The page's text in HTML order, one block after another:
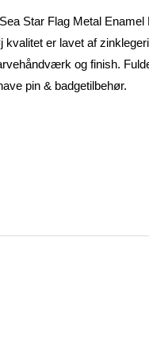
Star Flag Metal Enamel
er lavet af
og finish.
pin & badgetilbehør.